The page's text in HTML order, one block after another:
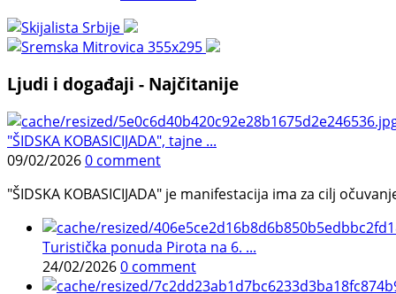
Ljudi i događaji - Najčitanije
"ŠIDSKA KOBASICIJADA", tajne ...
09/02/20260 comment
"ŠIDSKA KOBASICIJADA" je manifestacija ima za cilj
Turistička ponuda Pirota na 6. ...
24/02/20260 comment